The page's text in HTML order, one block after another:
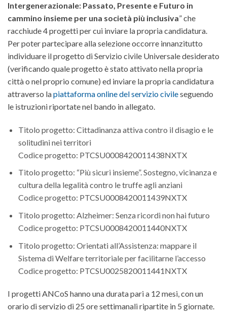
Intergenerazionale: Passato, Presente e Futuro in
cammino insieme per una società più inclusiva” che
racchiude 4 progetti per cui inviare la propria candidatura.
Per poter partecipare alla selezione occorre innanzitutto
individuare il progetto di Servizio civile Universale desiderato
(verificando quale progetto è stato attivato nella propria
città o nel proprio comune) ed inviare la propria candidatura
attraverso lapiattaforma online del servizio civileseguendo
le istruzioni riportate nel bando in allegato.
Titolo progetto: Cittadinanza attiva contro il disagio e le
solitudini nei territori
Codice progetto: PTCSU0008420011438NXTX
Titolo progetto: “Più sicuri insieme”. Sostegno, vicinanza e
cultura della legalità contro le truffe agli anziani
Codice progetto: PTCSU0008420011439NXTX
Titolo progetto: Alzheimer: Senza ricordi non hai futuro
Codice progetto: PTCSU0008420011440NXTX
Titolo progetto: Orientati all’Assistenza: mappare il
Sistema di Welfare territoriale per facilitarne l’accesso
Codice progetto: PTCSU0025820011441NXTX
I progetti ANCoS hanno una durata pari a 12 mesi, con un
orario di servizio di 25 ore settimanali ripartite in 5 giornate.